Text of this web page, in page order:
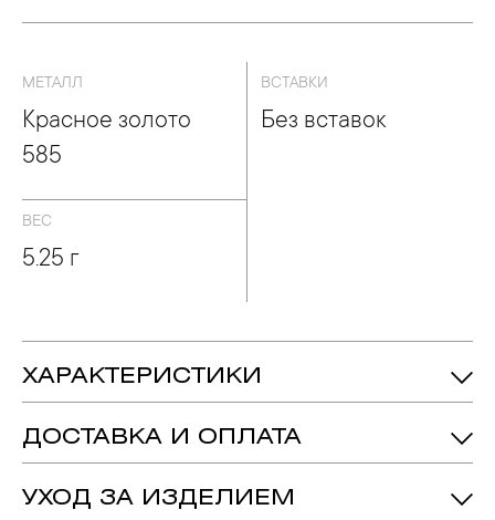
МЕТАЛЛ
Красное золото
585
ВСТАВКИ
Без вставок
ВЕС
5.25 г
ХАРАКТЕРИСТИКИ
Металл: Красное Золото 585
ДОСТАВКА И ОПЛАТА
УХОД ЗА ИЗДЕЛИЕМ